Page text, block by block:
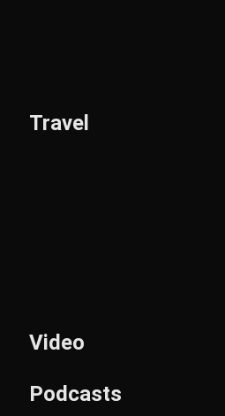
Travel
Video
Podcasts